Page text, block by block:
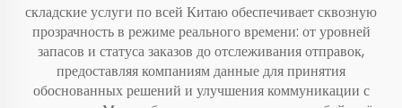
складские услуги по всей Китаю обеспечивает сквозную
прозрачность в режиме реального времени: от уровней
запасов и статуса заказов до отслеживания отправок,
предоставляя компаниям данные для принятия
обоснованных решений и улучшения коммуникации с